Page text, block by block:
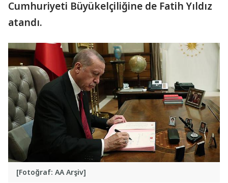
Cumhuriyeti Büyükelçiliğine de Fatih Yıldız
atandı.
[Fotoğraf: AA Arşiv]